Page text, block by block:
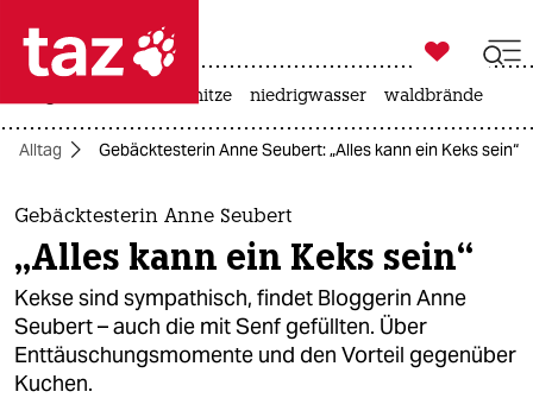
 taz zahl ich
taz zahl ich
themen
politik
öko
gesellschaft

taz zahl ich
hitze niedrigwasser waldbrände
Alltag Gebäcktesterin Anne Seubert: „Alles kann ein Keks sein“
Gebäcktesterin Anne Seubert
„Alles kann ein Keks sein“
Kekse sind sympathisch, findet Bloggerin Anne
Seubert – auch die mit Senf gefüllten. Über
Enttäuschungsmomente und den Vorteil gegenüber
Kuchen.